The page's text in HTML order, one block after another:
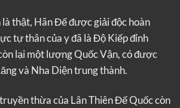
là thật, Hãn Đế được giải độc hoàn
tự thân của y đã là Độ Kiếp đỉnh
lại một lượng Quốc Vận, có được
và Nha Diện trung thành.
thừa của Lân Thiên Đế Quốc còn